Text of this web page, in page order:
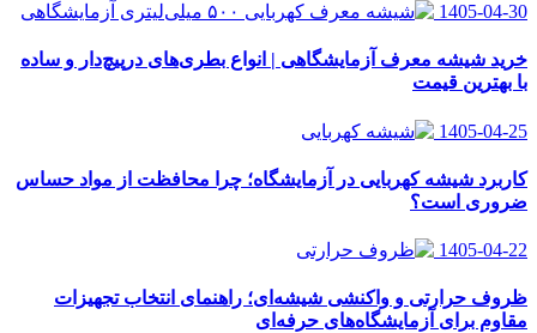
1405-04-30
خرید شیشه معرف آزمایشگاهی | انواع بطری‌های در‌پیچ‌دار و ساده
با بهترین قیمت
1405-04-25
کاربرد شیشه کهربایی در آزمایشگاه؛ چرا محافظت از مواد حساس
ضروری است؟
1405-04-22
ظروف حرارتی و واکنشی شیشه‌ای؛ راهنمای انتخاب تجهیزات
مقاوم برای آزمایشگاه‌های حرفه‌ای